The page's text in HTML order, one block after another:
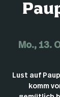
Mo., 13.
Lust auf
komm